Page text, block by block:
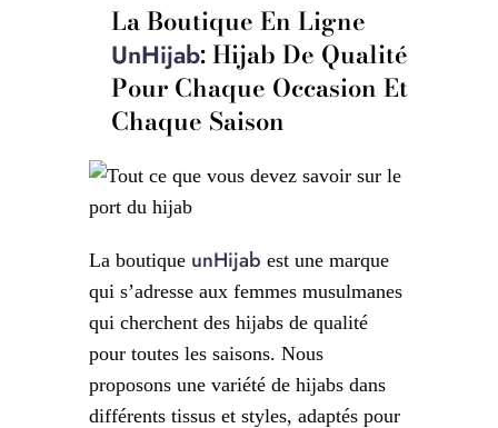
La Boutique En Ligne
UnHijab: Hijab De Qualité
Pour Chaque Occasion Et
Chaque Saison
La boutique unHijab est une marque
qui s’adresse aux femmes musulmanes
qui cherchent des hijabs de qualité
pour toutes les saisons. Nous
proposons une variété de hijabs dans
différents tissus et styles, adaptés pour